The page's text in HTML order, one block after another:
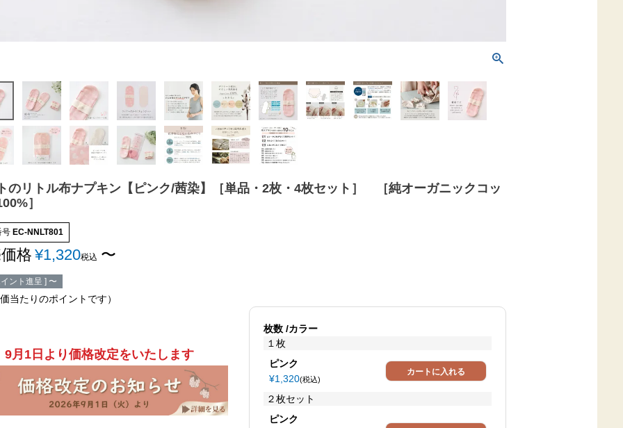
のリトル布ナプキン【ピンク/茜染】［単品・2枚・4枚セット］ ［純オーガニックコッ
］
号 EC-NNLT801
格 ¥1,320税込 〜
ント進呈 ] 〜
当たりのポイントです）
9月1日より価格改定をいたします
枚数 カラー
１枚
ピンク
¥1,320 税込
カートに入れる
２枚セット
ピンク